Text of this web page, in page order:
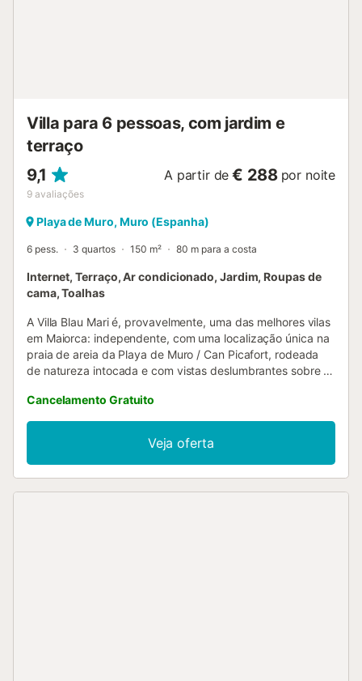
Villa para 6 pessoas, com jardim e
terraço
9,1
9 avaliações
A partir de € 288 por noite
Playa de Muro, Muro (Espanha)
6 pess. 3 quartos 150 m² 80 m para a costa
Internet, Terraço, Ar condicionado, Jardim, Roupas de
cama, Toalhas
A Villa Blau Mari é, provavelmente, uma das melhores vilas
em Maiorca: independente, com uma localização única na
praia de areia da Playa de Muro / Can Picafort, rodeada
de natureza intocada e com vistas deslumbrantes sobre o
acomoda 6 adultos em 4 quartos e dispõe de interiores
acolhedores, acabados no estilo tradicional mallorquino,
mas envoltos em conforto e amplas áreas exteriores
privadas. Sem esquecer que os hóspedes que
permaneçam na Villa Blau Mari terão à sua disposição o
Cancelamento Gratuito
Veja oferta